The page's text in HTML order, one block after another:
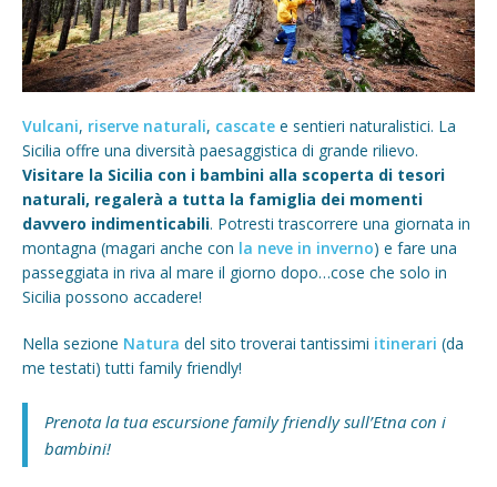
Vulcani, riserve naturali, cascate e sentieri naturalistici. La
Sicilia offre una diversità paesaggistica di grande rilievo.
Visitare la Sicilia con i bambini alla scoperta di tesori
naturali, regalerà a tutta la famiglia dei momenti
davvero indimenticabili. Potresti trascorrere una giornata in
montagna (magari anche con la neve in inverno) e fare una
passeggiata in riva al mare il giorno dopo…cose che solo in
Sicilia possono accadere!
Nella sezione Natura del sito troverai tantissimi itinerari (da
me testati) tutti family friendly!
Prenota la tua escursione family friendly sull’Etna con i
bambini!